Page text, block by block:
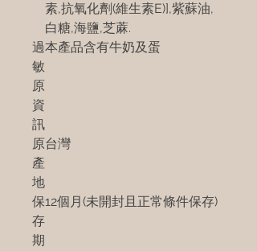
素,抗氧化劑(維生素E)],紫蘇油,
白糖,海鹽,芝蔴.
過
敏
原
資
訊
本產品含有牛奶及蛋
原
產
地
台灣
保
存
期
12個月(未開封且正常條件保存)